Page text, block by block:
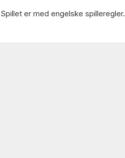
Spillet er med engelske spilleregler.